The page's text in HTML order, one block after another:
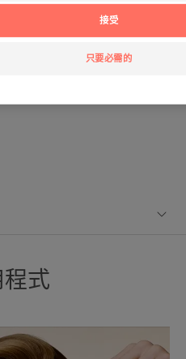
保護系統提供高強防
及抵擋最具侵害性的
細胞受損、黑斑色素沉
可怕現象。
程式
只要必需的
接受